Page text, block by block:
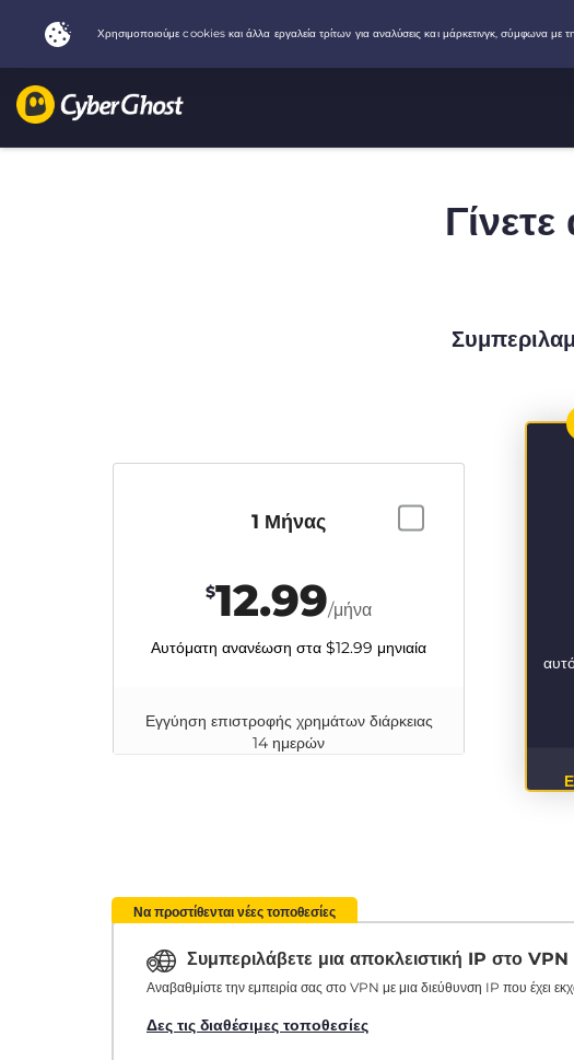
1 Μήνας
$12.99/μήνα
Αυτόματη ανανέωση στα $12.99 μηνιαία
Εγγύηση επιστροφής χρημάτων διάρκειας
14 ημερών
Να προστίθενται νέες τοποθεσίες
Συμπεριλάβετε μια αποκλειστική IP στο
Αναβαθμίστε την εμπειρία σας στο VPN με μια διεύθυνση IP που έχει
Δες τις διαθέσιμες τοποθεσίες